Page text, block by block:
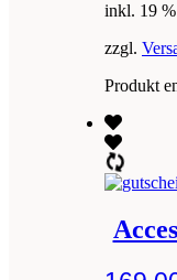
inkl. 19
zzgl.
Produkt